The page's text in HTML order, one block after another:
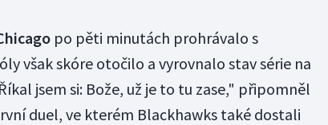
po pěti minutách prohrávalo s
však skóre otočilo a vyrovnalo stav série na
jsem si: Bože, už je to tu zase," připomněl
duel, ve kterém Blackhawks také dostali